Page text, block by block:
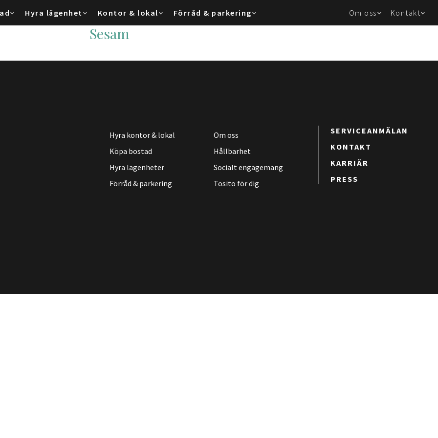
Hyra lägenhet Kontor & lokal Förråd & parkering Om oss Kontakt
Sesam
Hyra kontor & lokal
Köpa bostad
Hyra lägenheter
Förråd & parkering
Om oss
Hållbarhet
Socialt engagemang
Tosito för dig
SERVICEANMÄLAN
KONTAKT
KARRIÄR
PRESS